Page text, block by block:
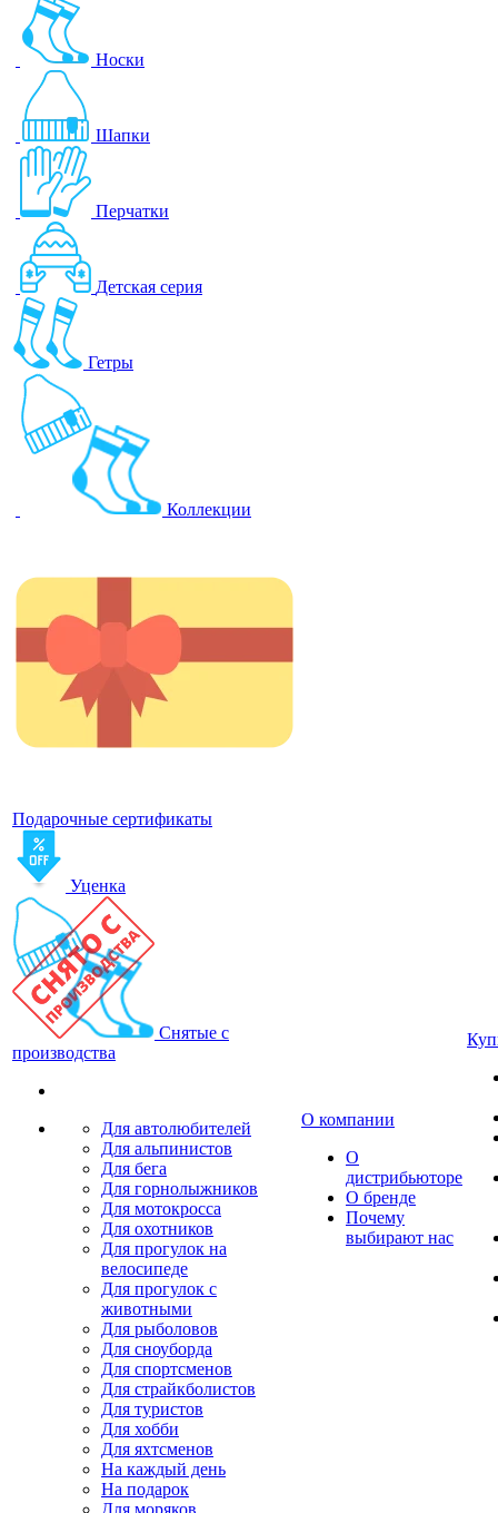
Носки
Шапки
Перчатки
Детская серия
Гетры
Коллекции
Подарочные сертификаты
Уценка
Снятые с
производства
Для автолюбителей
Для альпинистов
Для бега
Для горнолыжников
Для мотокросса
Для охотников
Для прогулок на
велосипеде
Для прогулок с
животными
Для рыболовов
Для сноуборда
Для спортсменов
Для страйкболистов
Для туристов
Для хобби
Для яхтсменов
На каждый день
На подарок
Для моряков
О компании
О
дистрибьюторе
О бренде
Почему
выбирают нас